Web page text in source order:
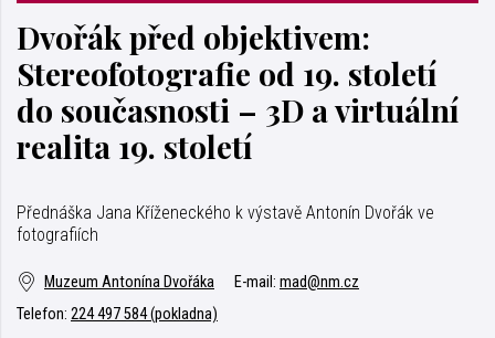
Dvořák před objektivem:
Stereofotografie od 19. století
do současnosti – 3D a virtuální
realita 19. století
Přednáška Jana Kříženeckého k výstavě Antonín Dvořák ve
fotografiích
Muzeum Antonína Dvořáka E-mail: mad@nm.cz
Telefon: 224 497 584 (pokladna)